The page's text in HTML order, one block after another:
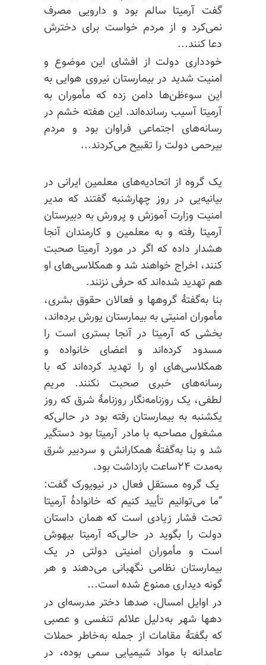
گفت آرمیتا سالم بود و دارویی مصرف
نمی‌کرد و از مردم خواست برای دخترش
دعا کنند...
خودداری دولت از افشای این موضوع و
امنیت شدید در بیمارستان نیروی هوایی به
این سوءظن‌ها دامن زده که مأموران به
آرمیتا آسیب رسانده‌اند. این هفته خشم در
رسانه‌های اجتماعی فراوان بود و مردم
بیرحمی دولت را تقبیح می‌کردند...
یک گروه از اتحادیه‌های معلمین ایرانی در
بیانیه‌یی در روز چهارشنبه گفتند که مدیر
امنیت وزارت آموزش و پرورش به دبیرستان
آرمیتا رفته و به معلمین و کارمندان آنجا
هشدار داده که اگر در مورد آرمیتا صحبت
کنند، اخراج خواهند شد و همکلاسی‌های او
هم تهدید شده‌اند که حرفی نزنند.
بنا به‌گفتهٔ گروهها و فعالان حقوق بشری،
مأموران امنیتی به بیمارستان یورش برده‌اند،
بخشی که آرمیتا در آنجا بستری است را
مسدود کرده‌اند و اعضای خانواده و
همکلاسی‌های او را تهدید کرده‌اند که با
رسانه‌های خبری صحبت نکنند. مریم
لطفی، یک روزنامه‌نگار روزنامهٔ شرق که روز
یکشنبه به بیمارستان رفته بود در حالی‌که
مشغول مصاحبه با مادر آرمیتا بود دستگیر
شد و بنا به‌گفتهٔ همکارانش و سردبیر شرق
به‌مدت ۲۴ساعت بازداشت بود.
یک گروه مستقل فعال در نیویورک گفت:
”ما می‌توانیم تأیید کنیم که خانوادهٔ آرمیتا
تحت فشار زیادی است که همان داستان
دولت را بگوید در حالی‌که آرمیتا بیهوش
است و مأموران امنیتی دولتی در یک
بیمارستان نظامی نگهبانی می‌دهند و هر
گونه دیداری ممنوع شده است...
در اوایل امسال، صدها دختر مدرسه‌ای در
دهها شهر به‌دلیل علائم تنفسی و عصبی
که بگفتهٔ مقامات از جمله به‌خاطر حملات
عامدانه با مواد شیمیایی سمی بوده، در